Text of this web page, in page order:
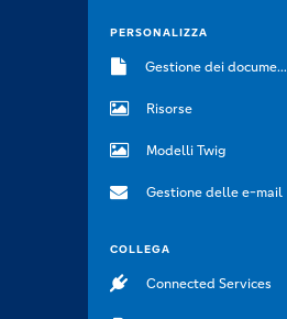
PERSONALIZZA
Gestione dei documenti
Risorse
Modelli Twig
Gestione delle e-mail
COLLEGA
Connected Services